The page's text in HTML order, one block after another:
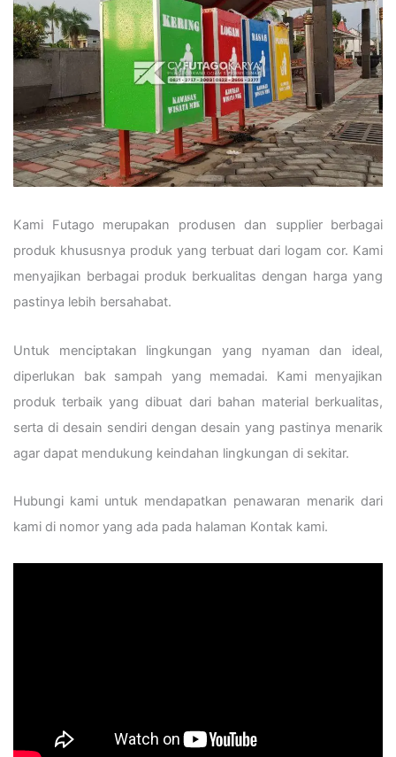
Kami Futago merupakan produsen dan supplier berbagai
produk khususnya produk yang terbuat dari logam cor. Kami
menyajikan berbagai produk berkualitas dengan harga yang
pastinya lebih bersahabat.
Untuk menciptakan lingkungan yang nyaman dan ideal,
diperlukan bak sampah yang memadai. Kami menyajikan
produk terbaik yang dibuat dari bahan material berkualitas,
serta di desain sendiri dengan desain yang pastinya menarik
agar dapat mendukung keindahan lingkungan di sekitar.
Hubungi kami untuk mendapatkan penawaran menarik dari
kami di nomor yang ada pada halaman Kontak kami.